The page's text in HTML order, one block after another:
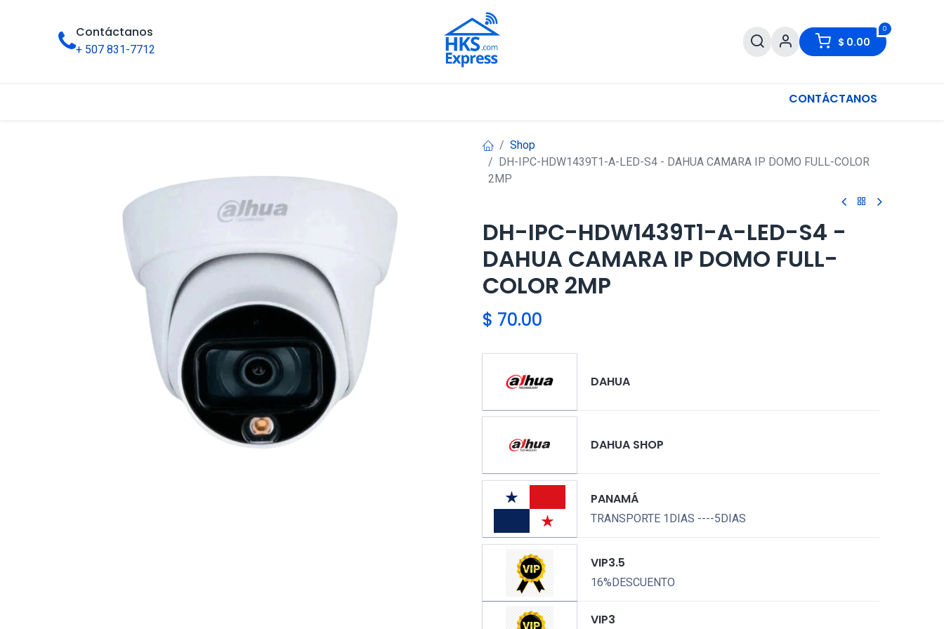
Contáctanos
+ 507 831-7712
0
$ 0.00
CONTÁCTANOS
Shop
DH-IPC-HDW1439T1-A-LED-S4 - DAHUA CAMARA IP DOMO FULL-COLOR
2MP
DH-IPC-HDW1439T1-A-LED-S4 -
DAHUA CAMARA IP DOMO FULL-
COLOR 2MP
$ 70.00
DAHUA
DAHUA SHOP
PANAMÁ
TRANSPORTE 1DIAS ----5DIAS
VIP3.5
16%DESCUENTO
VIP3